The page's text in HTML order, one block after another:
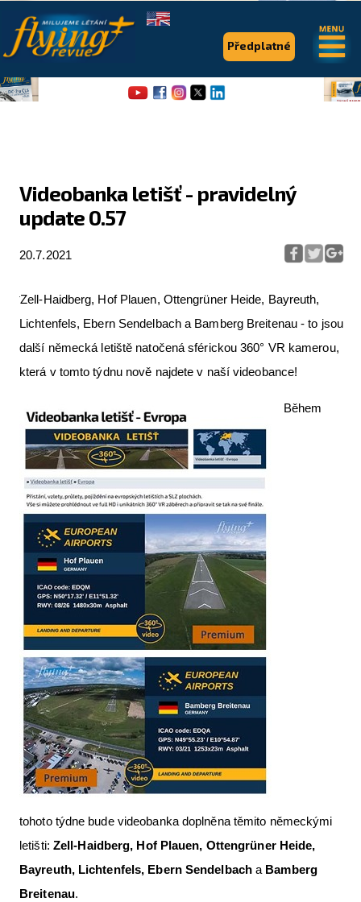
Videobanka letišť - pravidelný
update 0.57
20.7.2021
Zell-Haidberg, Hof Plauen, Ottengrüner Heide, Bayreuth,
Lichtenfels, Ebern Sendelbach a Bamberg Breitenau - to jsou
další německá letiště natočená sférickou 360° VR kamerou,
která v tomto týdnu nově najdete v naší videobance!
Během
tohoto týdne bude videobanka doplněna těmito německými
letišti: Zell-Haidberg, Hof Plauen, Ottengrüner Heide,
Bayreuth, Lichtenfels, Ebern Sendelbacha Bamberg
Breitenau.
Předplatné
.
Série & speciály
Letecká videa
Aktuální FR + archiv
Letecká muzea
VFR Communication app
The SAFE Guide app
Nabídky práce v letectví
Inzerujte s námi
E-SHOP